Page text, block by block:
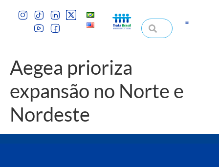
Aegea prioriza
expansão no Norte e
Nordeste